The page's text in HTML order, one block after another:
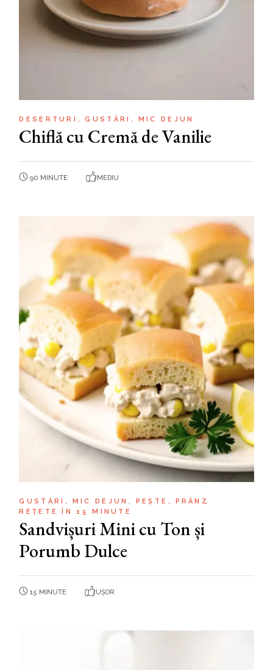
DESERTURI GUSTĂRI MIC DEJUN
Chiflă cu Cremă de Vanilie
90 MINUTE MEDIU
GUSTĂRI MIC DEJUN PEȘTE
PRÂNZ
REȚETE ÎN 15 MINUTE
Sandvișuri Mini cu Ton și
Porumb Dulce
15 MINUTE UȘOR